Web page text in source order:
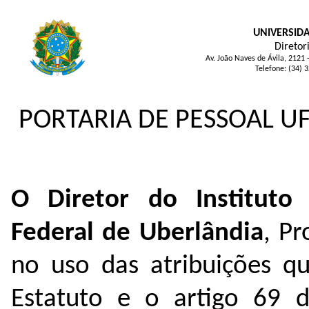
Av. João Naves de Ávila,
Telefone: (34)
PORTARIA DE PESSOAL
O Diretor do Instituto
Federal de Uberlândia,
no uso das atribuições
Estatuto e o artigo 69